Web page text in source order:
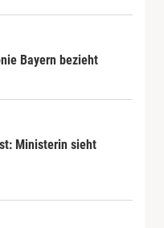
Bayern bezieht
Ministerin sieht